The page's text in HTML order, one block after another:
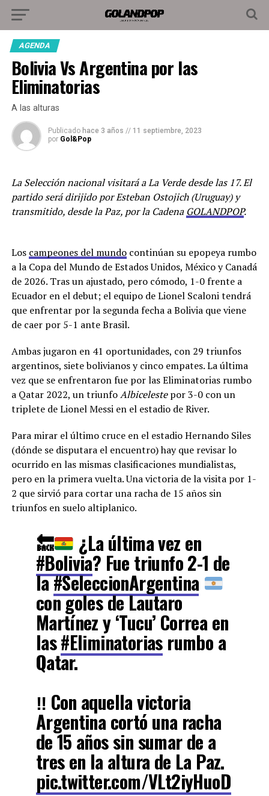
AGENDA
Bolivia Vs Argentina por las
Eliminatorias
A las alturas
Publicado hace 3 años // 11 septiembre, 2023
por Gol&Pop
La Selección nacional visitará a La Verde desde las 17. El
partido será dirijido por Esteban Ostojich (Uruguay) y
transmitido, desde la Paz, por la Cadena GOLANDPOP.
Los campeones del mundocontinúan su epopeya rumbo
a la Copa del Mundo de Estados Unidos, México y Canadá
de 2026. Tras un ajustado, pero cómodo, 1-0 frente a
Ecuador en el debut; el equipo de Lionel Scaloni tendrá
que enfrentar por la segunda fecha a Bolivia que viene
de caer por 5-1 ante Brasil.
Ambas jugaron en 41 oportunidades, con 29 triunfos
argentinos, siete bolivianos y cinco empates. La última
vez que se enfrentaron fue por las Eliminatorias rumbo
a Qatar 2022, un triunfoAlbicelestepor 3-0 con un
triplete de Lionel Messi en el estadio de River.
Para mirar el último cruce en el estadio Hernando Siles
(dónde se disputara el encuentro) hay que revisar lo
ocurrido en las mismas clasificaciones mundialistas,
pero en la primera vuelta. Una victoria de la visita por 1-
2 que sirvió para cortar una racha de 15 años sin
triunfos en suelo altiplanico.
🔙 ¿La última vez en
#Bolivia? Fue triunfo 2-1 de
la#SeleccionArgentina
con goles de Lautaro
Martínez y ‘Tucu’ Correa en
las#Eliminatoriasrumbo a
Qatar.
‼️ Con aquella victoria
Argentina cortó una racha
de 15 años sin sumar de a
tres en la altura de La Paz.
pic.twitter.com/VLt2iyHuoD